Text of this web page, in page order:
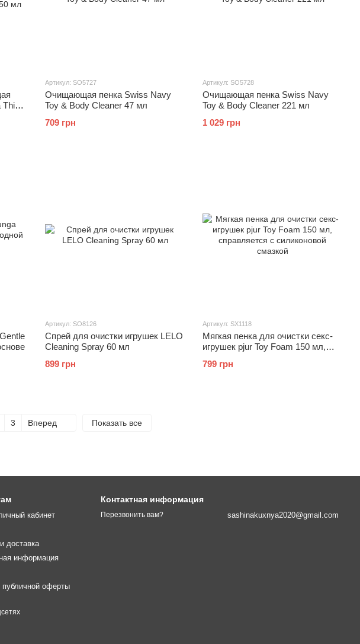
Артикул: SO5727
Очищающая пенка Swiss Navy
Toy & Body Cleaner 47 мл
709 грн
Артикул: SO5728
Очищающая пенка Swiss Navy
Toy & Body Cleaner 221 мл
1 029 грн
Артикул: SO8126
Спрей для очистки игрушек LELO
Cleaning Spray 60 мл
899 грн
Артикул: SX1118
Мягкая пенка для очистки секс-
игрушек pjur Toy Foam 150 мл,
смазкой
799 грн
3 Вперед Показать все
кабинет
доставка
информация
публичной оферты
Контактная информация
Перезвонить вам? sashinakuxnya2020@gmail.com